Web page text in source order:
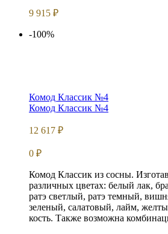
9 915 ₽
-100%
Комод Классик №4
Комод Классик №4
12 617 ₽
0 ₽
Комод Классик из сосны.
различных цветах: белый лак,
ратэ светлый, ратэ темный,
зеленый, салатовый, лайм,
кость. Также возможна